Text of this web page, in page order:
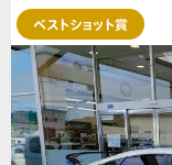
ベストショット賞